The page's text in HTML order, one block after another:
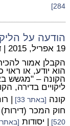
284]
הודעה על
19 אפריל, 2015 |
הקבלן אמור
הוא יודע, או
הקונה – "מגשש
ליקויים בדירה,
קונה [באתר 33] |
חוק המכר (דירות)
520]
| יסודות [באתר 249]